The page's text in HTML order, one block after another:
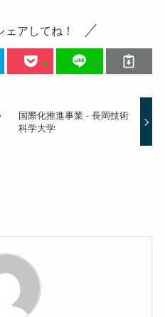
ェアしてね！
国際化推進事業 - 長岡技術
科学大学